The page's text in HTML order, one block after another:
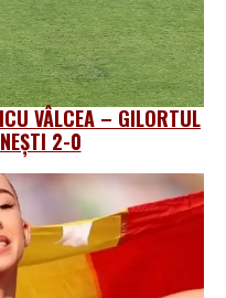
VÂLCEA – GILORTUL
2-0